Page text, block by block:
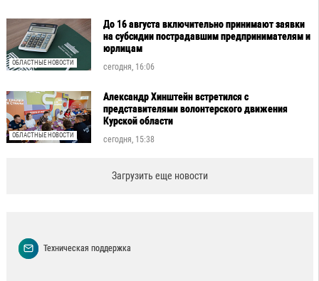
ОБЛАСТНЫЕ НОВОСТИ
До 16 августа включительно принимают заявки
на субсидии пострадавшим предпринимателям и
юрлицам
сегодня, 16:06
ОБЛАСТНЫЕ НОВОСТИ
Александр Хинштейн встретился с
представителями волонтерского движения
Курской области
сегодня, 15:38
Загрузить еще новости
Техническая поддержка